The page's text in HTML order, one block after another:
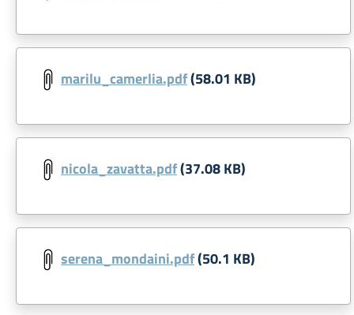
marilu_camerlia.pdf(58.01 KB)
nicola_zavatta.pdf(37.08 KB)
serena_mondaini.pdf(50.1 KB)